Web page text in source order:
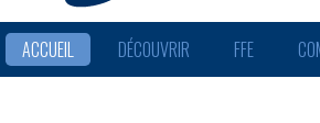
ACCUEIL DÉCOUVRIR FFE